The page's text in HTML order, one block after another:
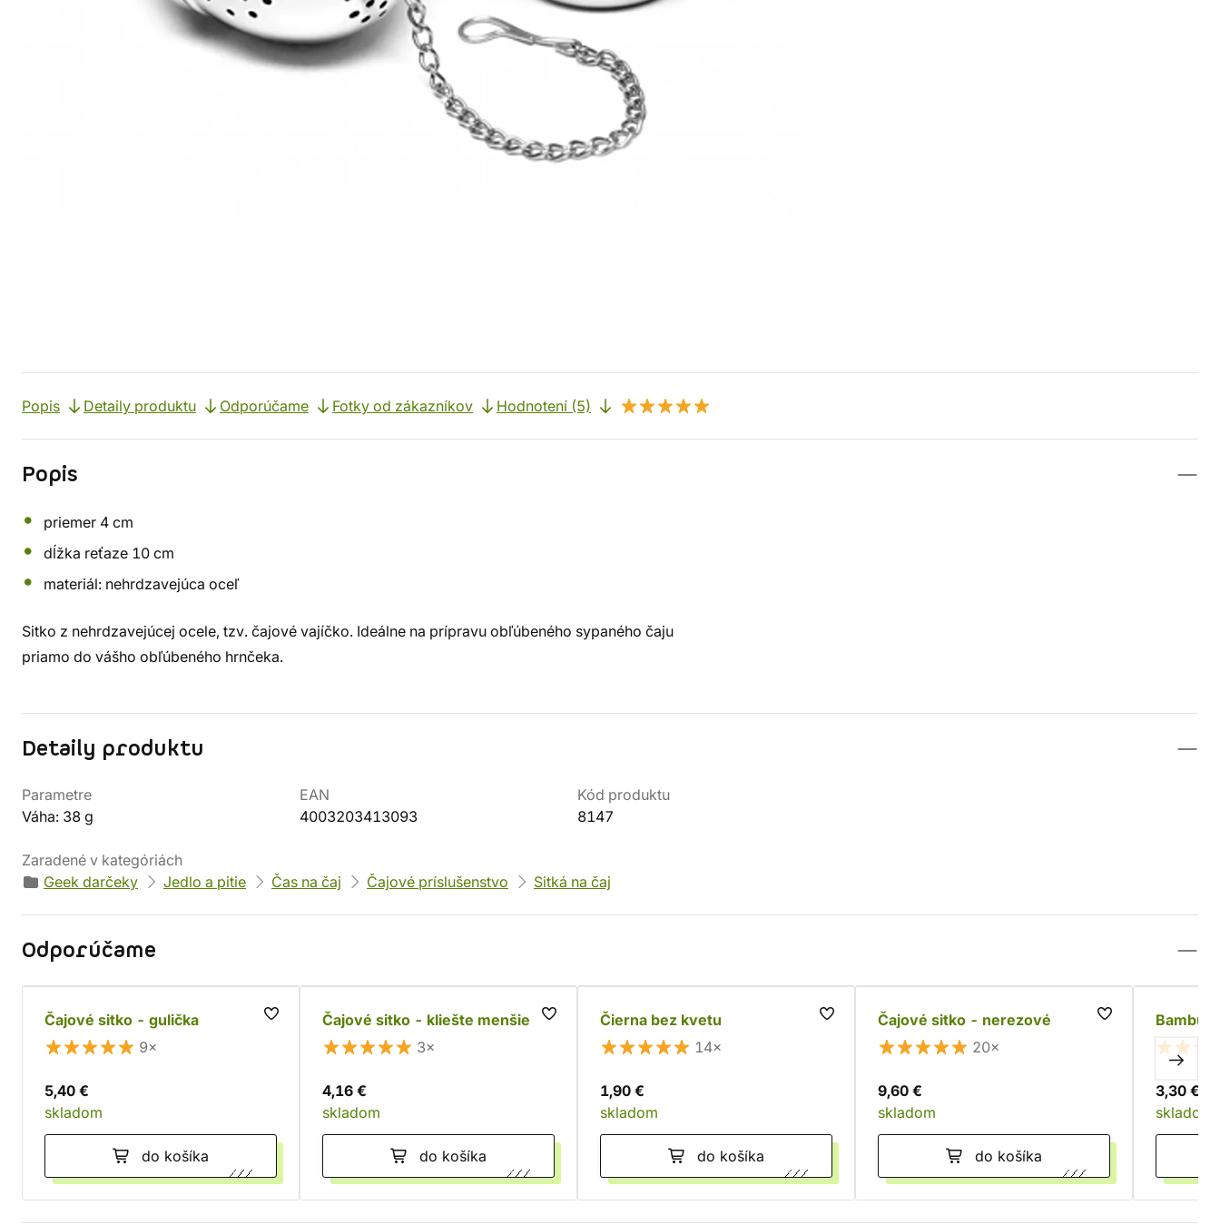
Popis Detaily produktu Odporúčame Fotky od zákazníkov Hodnotení (5)
Popis
priemer 4 cm
dĺžka reťaze 10 cm
materiál: nehrdzavejúca oceľ
Sitko z nehrdzavejúcej ocele, tzv. čajové vajíčko. Ideálne na prípravu obľúbeného sypaného čaju
priamo do vášho obľúbeného hrnčeka.
Detaily produktu
Parametre
Váha: 38 g
EAN
4003203413093
Kód produktu
8147
Zaradené v kategóriách
Geek darčeky
Jedlo a pitie Čas na čaj Čajové príslušenstvo Sitká na čaj
Odporúčame
Čajové sitko - gulička
9×
5,40 €
skladom
do košíka
Čajové sitko - kliešte menšie
3×
4,16 €
skladom
do košíka
Čierna bez kvetu
14×
1,90 €
skladom
do košíka
Čajové sitko - nerezové
20×
9,60 €
skladom
do košíka
3,30 €
skladom